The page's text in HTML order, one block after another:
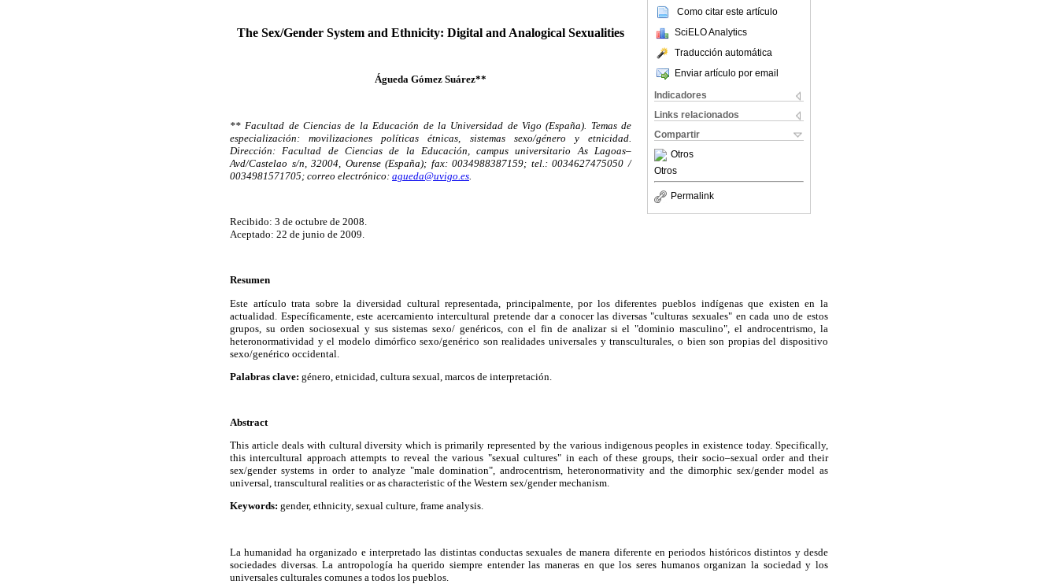
Como citar este artículo
SciELO Analytics
Traducción automática
Enviar artículo por email
Indicadores
Links relacionados
Compartir
Otros
Otros
Permalink
The Sex/Gender System and Ethnicity: Digital and Analogical Sexualities
Águeda Gómez Suárez**
** Facultad de Ciencias de la Educación de la Universidad de Vigo (España). Temas de
especialización: movilizaciones políticas étnicas, sistemas sexo/género y etnicidad.
Dirección: Facultad de Ciencias de la Educación, campus universitario As Lagoas–
Avd/Castelao s/n, 32004, Ourense (España); fax: 0034988387159; tel.: 0034627475050 /
0034981571705; correo electrónico: agueda@uvigo.es
Recibido: 3 de octubre de 2008.
Aceptado: 22 de junio de 2009.
Resumen
Este artículo trata sobre la diversidad cultural representada, principalmente, por los diferentes pueblos indígenas que existen en la
actualidad. Específicamente, este acercamiento intercultural pretende dar a conocer las diversas "culturas sexuales" en cada uno de estos
grupos, su orden sociosexual y sus sistemas sexo/ genéricos, con el fin de analizar si el "dominio masculino", el androcentrismo, la
heteronormatividad y el modelo dimórfico sexo/genérico son realidades universales y transculturales, o bien son propias del dispositivo
sexo/genérico occidental.
Palabras clave: género, etnicidad, cultura sexual, marcos de interpretación.
Abstract
This article deals with cultural diversity which is primarily represented by the various indigenous peoples in existence today. Specifically,
this intercultural approach attempts to reveal the various "sexual cultures" in each of these groups, their socio–sexual order and their
sex/gender systems in order to analyze "male domination", androcentrism, heteronormativity and the dimorphic sex/gender model as
universal, transcultural realities or as characteristic of the Western sex/gender mechanism.
Keywords: gender, ethnicity, sexual culture, frame analysis.
La humanidad ha organizado e interpretado las distintas conductas sexuales de manera diferente en periodos históricos distintos y desde
sociedades diversas. La antropología ha querido siempre entender las maneras en que los seres humanos organizan la sociedad y los
universales culturales comunes a todos los pueblos.